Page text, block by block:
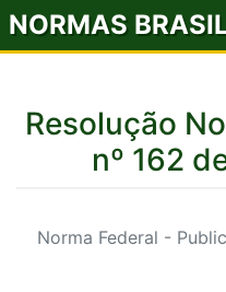
NORMAS
Resolução
nº 162
Norma Federal -